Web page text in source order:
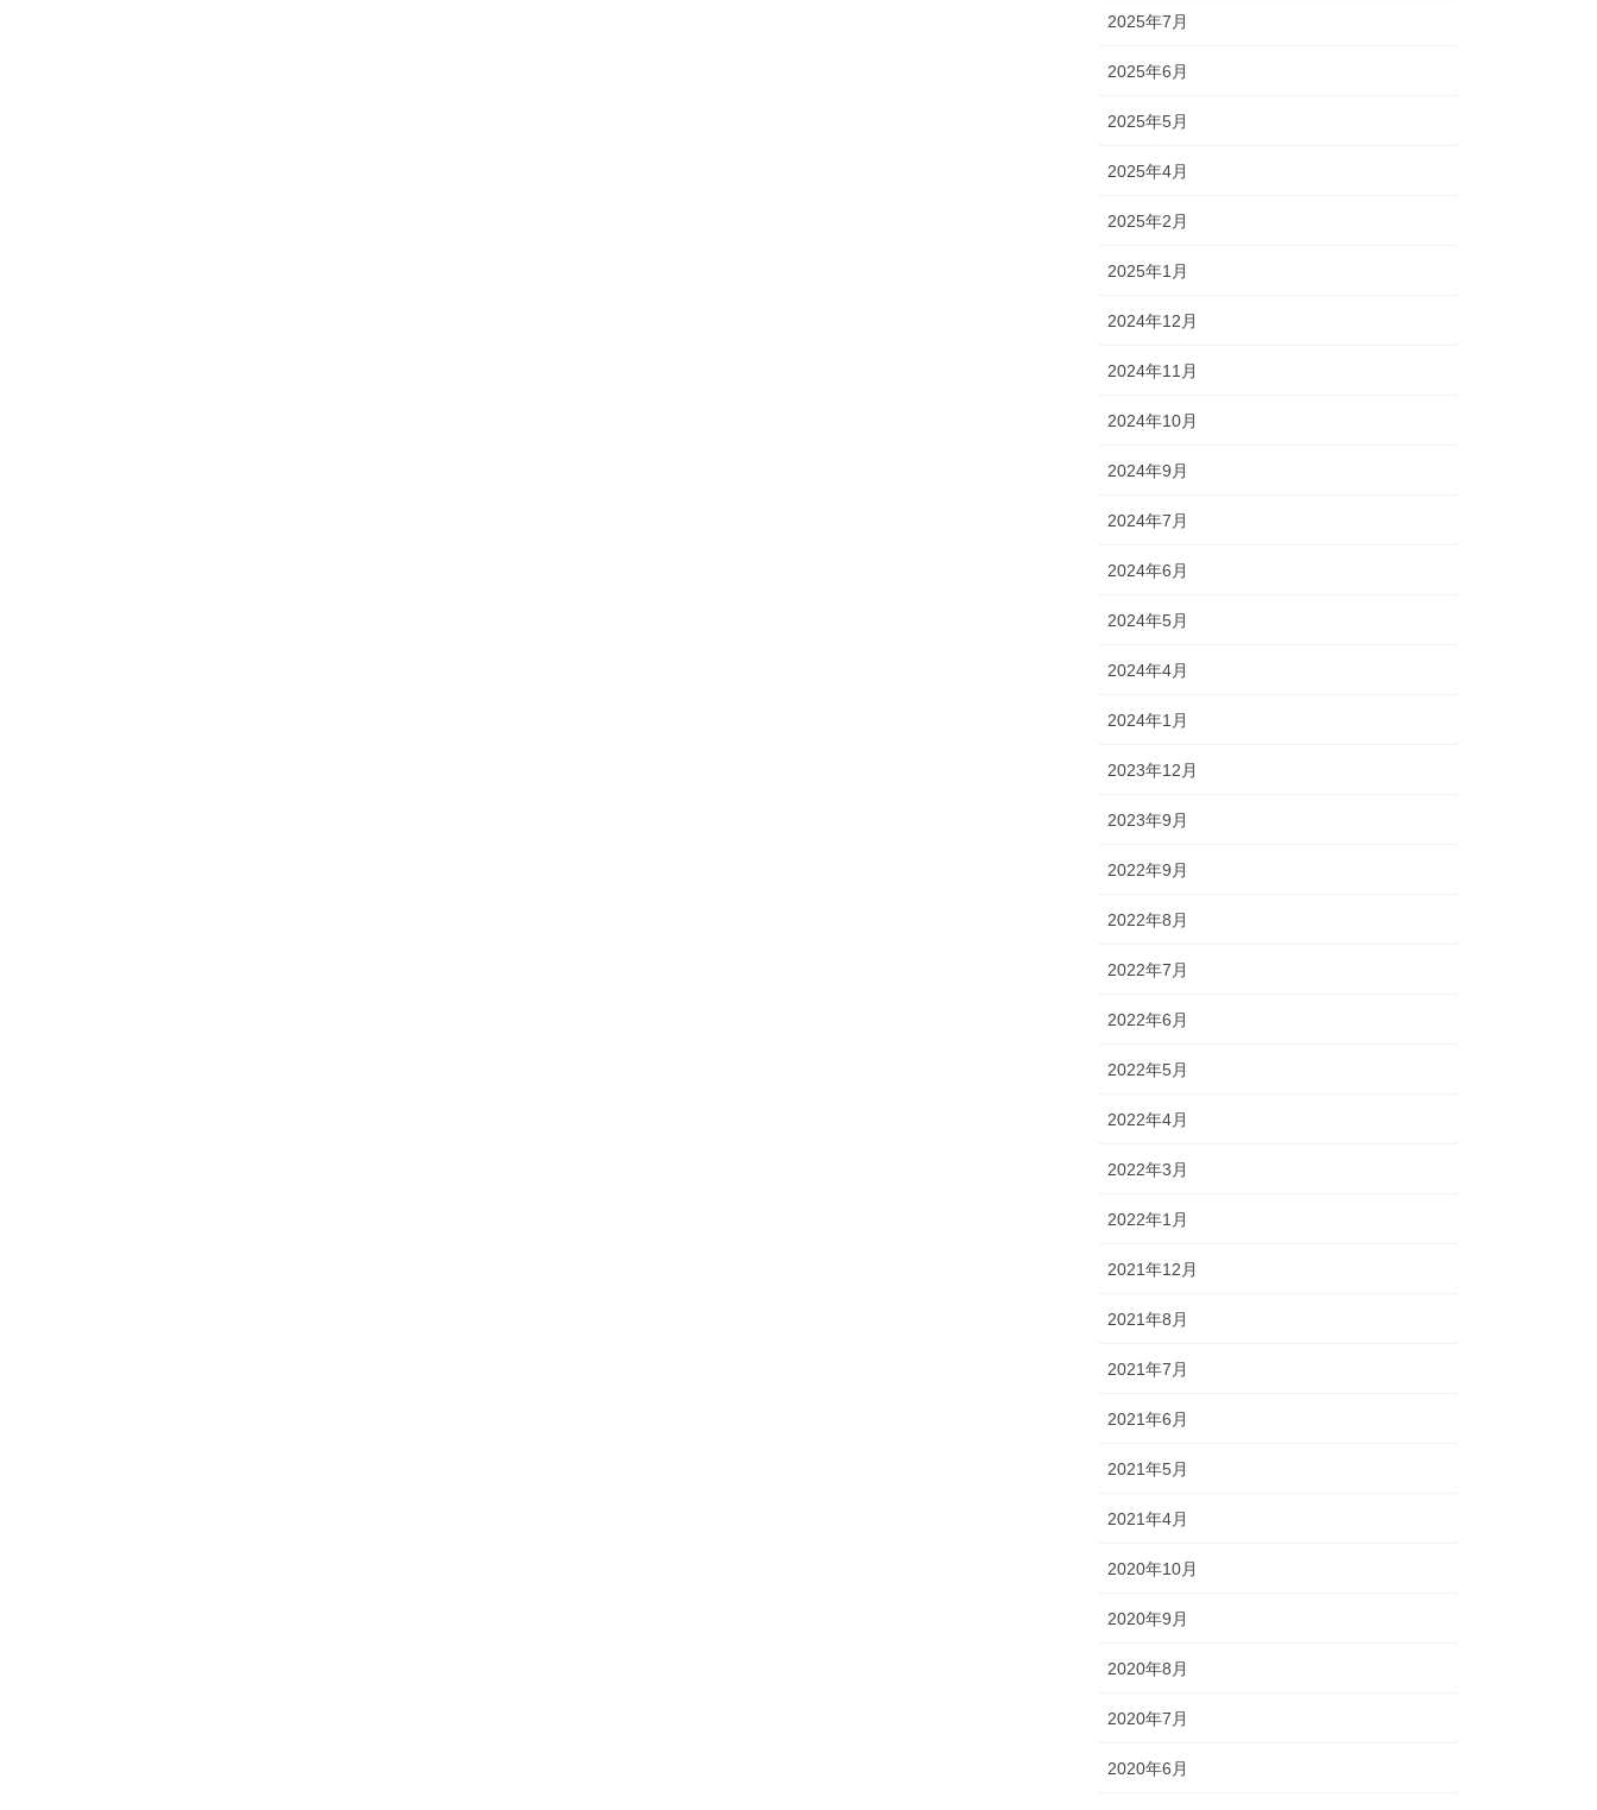
2025年7月
2025年6月
2025年5月
2025年4月
2025年2月
2025年1月
2024年12月
2024年11月
2024年10月
2024年9月
2024年7月
2024年6月
2024年5月
2024年4月
2024年1月
2023年12月
2023年9月
2022年9月
2022年8月
2022年7月
2022年6月
2022年5月
2022年4月
2022年3月
2022年1月
2021年12月
2021年8月
2021年7月
2021年6月
2021年5月
2021年4月
2020年10月
2020年9月
2020年8月
2020年7月
2020年6月